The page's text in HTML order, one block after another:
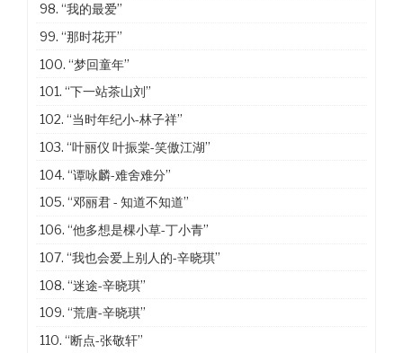
98.“我的最爱”
99.“那时花开”
100.“梦回童年”
101.“下一站茶山刘”
102.“当时年纪小-林子祥”
103.“叶丽仪 叶振棠-笑傲江湖”
104.“谭咏麟-难舍难分”
105.“邓丽君 - 知道不知道”
106.“他多想是棵小草-丁小青”
107.“我也会爱上别人的-辛晓琪”
108.“迷途-辛晓琪”
109.“荒唐-辛晓琪”
110.“断点-张敬轩”